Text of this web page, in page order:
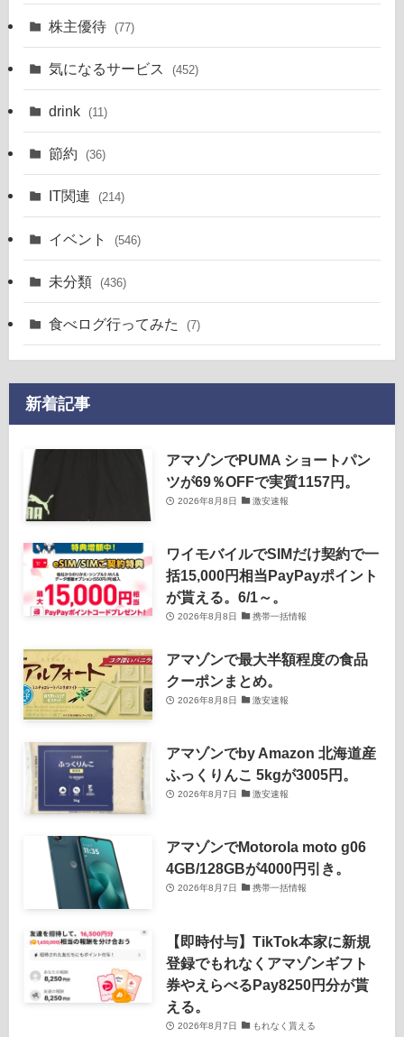
株主優待 (77)
気になるサービス (452)
drink (11)
節約 (36)
IT関連 (214)
イベント (546)
未分類 (436)
食べログ行ってみた (7)
新着記事
アマゾンでPUMA ショートパン
ツが69％OFFで実質1157円。
2026年8月8日 激安速報
ワイモバイルでSIMだけ契約で一
括15,000円相当PayPayポイント
が貰える。6/1～。
2026年8月8日 携帯一括情報
アマゾンで最大半額程度の食品
クーポンまとめ。
2026年8月8日 激安速報
アマゾンでby Amazon 北海道産
ふっくりんこ 5kgが3005円。
2026年8月7日 激安速報
アマゾンでMotorola moto g06
4GB/128GBが4000円引き。
2026年8月7日 携帯一括情報
【即時付与】TikTok本家に新規
登録でもれなくアマゾンギフト
券やえらべるPay8250円分が貰
える。
2026年8月7日 もれなく貰える